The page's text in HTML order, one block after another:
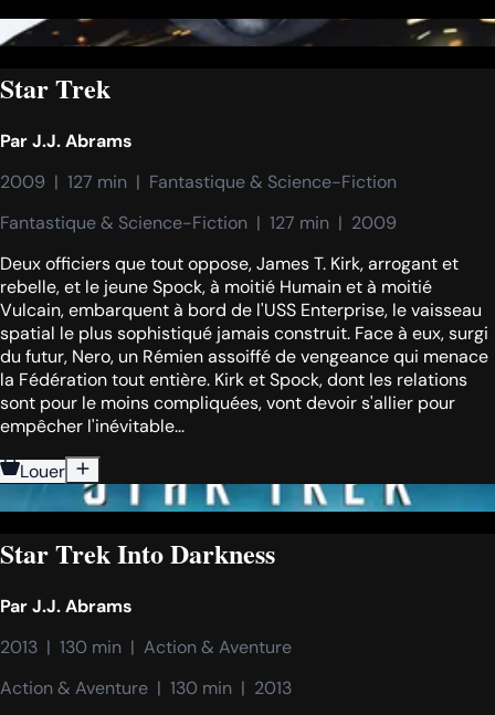
Star Trek
ParJ.J. Abrams
2009  |  127 min  |  Fantastique & Science-Fiction
Fantastique & Science-Fiction  |  127 min  |  2009
Deux officiers que tout oppose, James T. Kirk, arrogant et
rebelle, et le jeune Spock, à moitié Humain et à moitié
Vulcain, embarquent à bord de l'USS Enterprise, le vaisseau
spatial le plus sophistiqué jamais construit. Face à eux, surgi
du futur, Nero, un Rémien assoiffé de vengeance qui menace
la Fédération tout entière. Kirk et Spock, dont les relations
sont pour le moins compliquées, vont devoir s'allier pour
empêcher l'inévitable...
Louer
Star Trek Into Darkness
ParJ.J. Abrams
2013  |  130 min  |  Action & Aventure
Action & Aventure  |  130 min  |  2013